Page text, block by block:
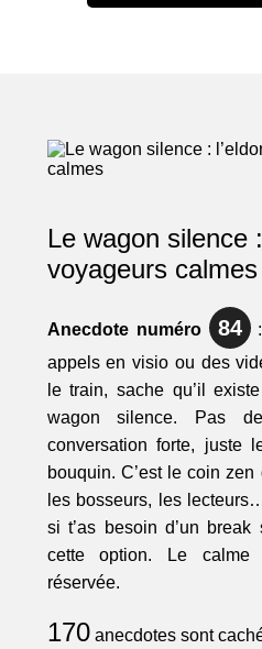
Le wagon silence
voyageurs calmes
Anecdote numéro 84 :
appels en visio ou des
le train, sache qu’il
wagon silence. Pas
conversation forte, juste
bouquin. C’est le coin
les bosseurs, les
si t’as besoin d’un
cette option. Le
réservée.
170anecdotes sont